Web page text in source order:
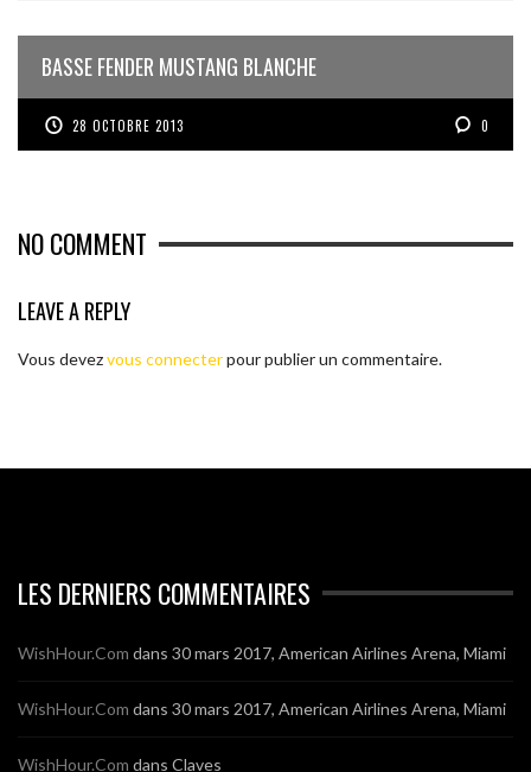
BASSE FENDER MUSTANG BLANCHE
28 OCTOBRE 2013 0
NO COMMENT
LEAVE A REPLY
Vous devezvous connecterpour publier un commentaire.
LES DERNIERS COMMENTAIRES
WishHour.Com dans 30 mars 2017, American Airlines Arena, Miami
WishHour.Com dans 30 mars 2017, American Airlines Arena, Miami
WishHour.Com dans Claves